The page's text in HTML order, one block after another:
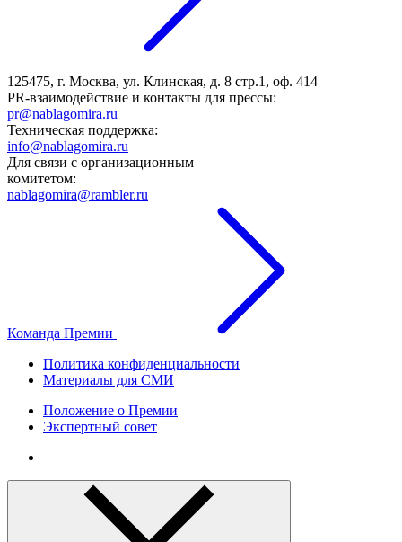
125475, г. Москва, ул. Клинская, д. 8 стр.1, оф. 414
PR-взаимодействие и контакты для прессы:
pr@nablagomira.ru
Техническая поддержка:
info@nablagomira.ru
Для связи с организационным
комитетом:
nablagomira@rambler.ru
Команда Премии
Политика конфиденциальности
Материалы для СМИ
Положение о Премии
Экспертный совет